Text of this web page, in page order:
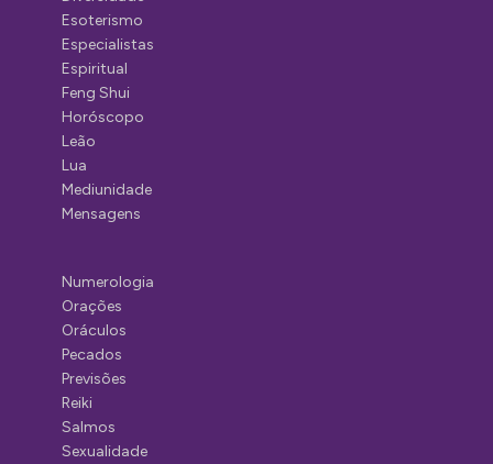
Esoterismo
Especialistas
Espiritual
Feng Shui
Horóscopo
Leão
Lua
Mediunidade
Mensagens
Numerologia
Orações
Oráculos
Pecados
Previsões
Reiki
Salmos
Sexualidade